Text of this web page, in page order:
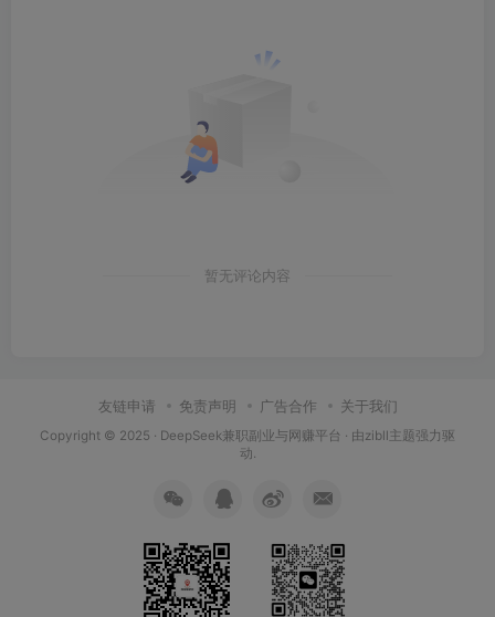
暂无评论内容
友链申请 免责声明 广告合作 关于我们
Copyright © 2025 · DeepSeek兼职副业与网赚平台 · 由zibll主题 强力驱
动.